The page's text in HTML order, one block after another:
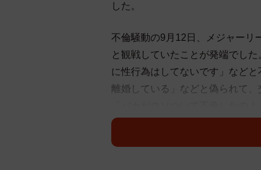
した。
不倫騒動の9月12日、メジャーリ
と観戦していたことが発端でし
に性行為はしてないです」など
離婚している」などと偽られて
本郷愛さんは「いつも応援して